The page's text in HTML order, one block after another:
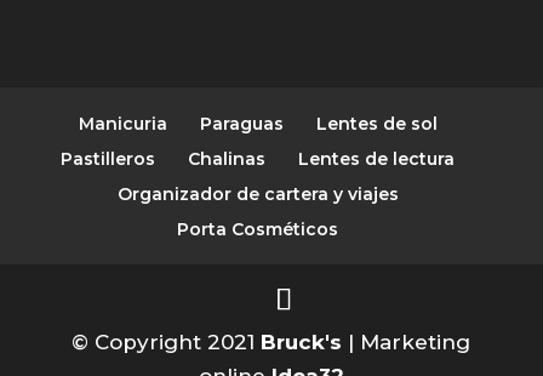
Manicuria Paraguas
Lentes de sol
Pastilleros
Chalinas
Lentes de lectura
Organizador de cartera y viajes
Porta Cosméticos
© Copyright 2021 Bruck's | Marketing